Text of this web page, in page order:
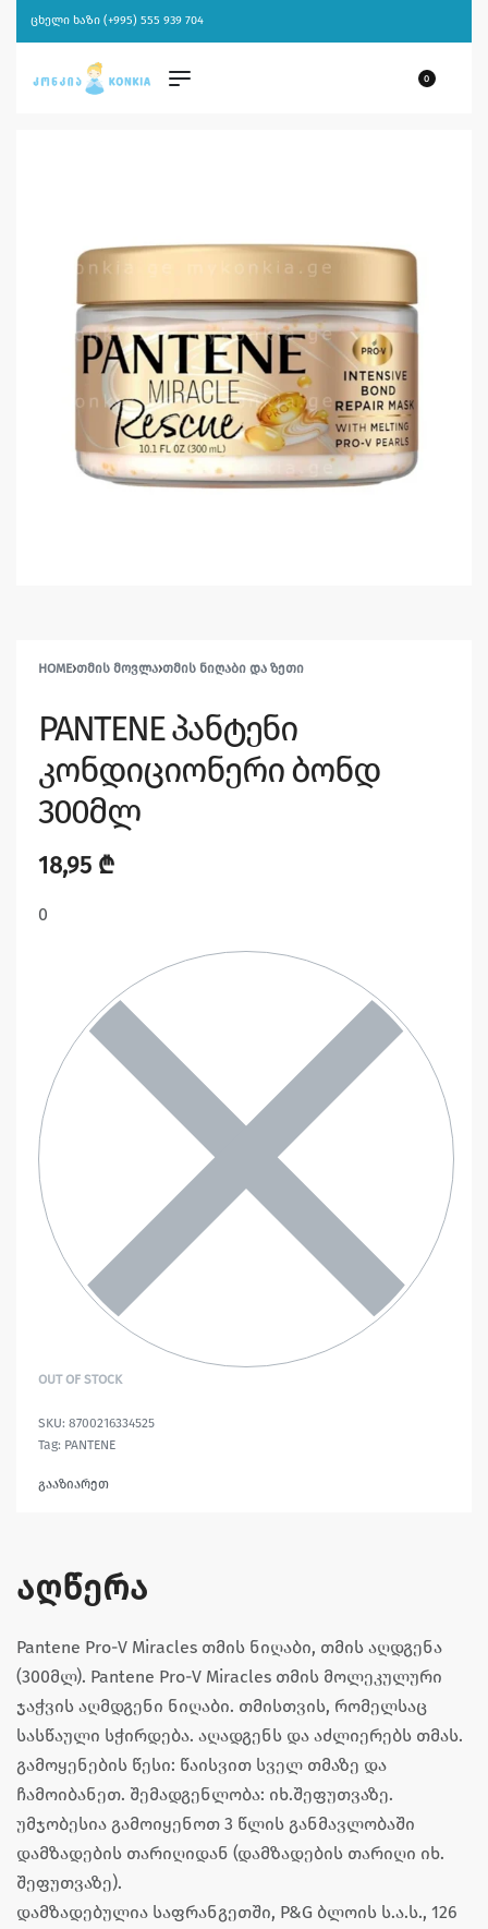
ცხელი ხაზი (+995) 555 939 704
0
HOME›ᲗᲛᲘᲡ ᲛᲝᲕᲚᲐ›ᲗᲛᲘᲡ ᲜᲘᲦᲐᲑᲘ ᲓᲐ ᲖᲔᲗᲘ
PANTENE პანტენი
კონდიციონერი ბონდ
300მლ
18,95 ₾
0
OUT OF STOCK
8700216334525
Tag: PANTENE
გააზიარეთ
აღწერა
Pantene Pro-V Miracles თმის ნიღაბი, თმის აღდგენა
(300მლ). Pantene Pro-V Miracles თმის მოლეკულური
ჯაჭვის აღმდგენი ნიღაბი. თმისთვის, რომელსაც
სასწაული სჭირდება. აღადგენს და აძლიერებს თმას.
გამოყენების წესი: წაისვით სველ თმაზე და
ჩამოიბანეთ. შემადგენლობა: იხ.შეფუთვაზე.
უმჯობესია გამოიყენოთ 3 წლის განმავლობაში
დამზადების თარიღიდან (დამზადების თარიღი იხ.
შეფუთვაზე).
დამზადებულია საფრანგეთში, P&G ბლოის ს.ა.ს., 126